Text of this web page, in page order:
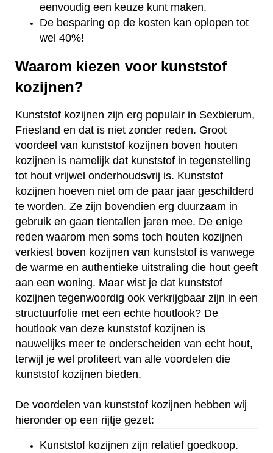
eenvoudig een keuze kunt maken.
De besparing op de kosten kan oplopen tot
wel 40%!
Waarom kiezen voor kunststof
kozijnen?
Kunststof kozijnen zijn erg populair in Sexbierum,
Friesland en dat is niet zonder reden. Groot
voordeel van kunststof kozijnen boven houten
kozijnen is namelijk dat kunststof in tegenstelling
tot hout vrijwel onderhoudsvrij is. Kunststof
kozijnen hoeven niet om de paar jaar geschilderd
te worden. Ze zijn bovendien erg duurzaam in
gebruik en gaan tientallen jaren mee. De enige
reden waarom men soms toch houten kozijnen
verkiest boven kozijnen van kunststof is vanwege
de warme en authentieke uitstraling die hout geeft
aan een woning. Maar wist je dat kunststof
kozijnen tegenwoordig ook verkrijgbaar zijn in een
structuurfolie met een echte houtlook? De
houtlook van deze kunststof kozijnen is
nauwelijks meer te onderscheiden van echt hout,
terwijl je wel profiteert van alle voordelen die
kunststof kozijnen bieden.
De voordelen van kunststof kozijnen hebben wij
hieronder op een rijtje gezet:
Kunststof kozijnen zijn relatief goedkoop.